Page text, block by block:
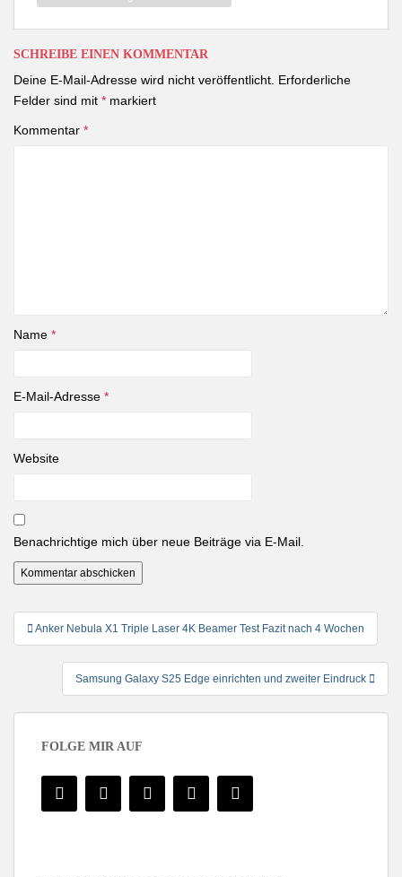
SCHREIBE EINEN KOMMENTAR
Deine E-Mail-Adresse wird nicht veröffentlicht. Erforderliche
Felder sind mit * markiert
Kommentar *
Name *
E-Mail-Adresse *
Website
Benachrichtige mich über neue Beiträge via E-Mail.
Beitragsnavigation
Anker Nebula X1 Triple Laser 4K Beamer Test Fazit nach 4 Wochen
Samsung Galaxy S25 Edge einrichten und zweiter Eindruck
FOLGE MIR AUF